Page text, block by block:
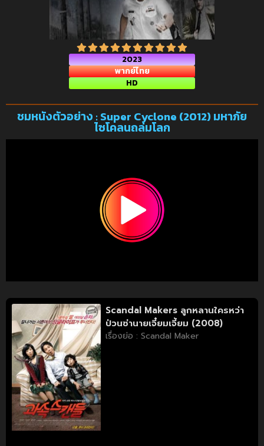
2023
พากย์ไทย
HD
ชมหนังตัวอย่าง : Super Cyclone (2012) มหาภัย
ไซโคลนถล่มโลก
Scandal Makers ลูกหลานใครหว่า
ป่วนซ่านายเจี๋ยมเจี้ยม (2008)
เรื่องย่อ : Scandal Maker